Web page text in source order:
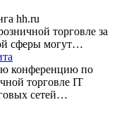
hh.ru
торговле за
сферы могут…
конференцию по
торговле IT
сетей…